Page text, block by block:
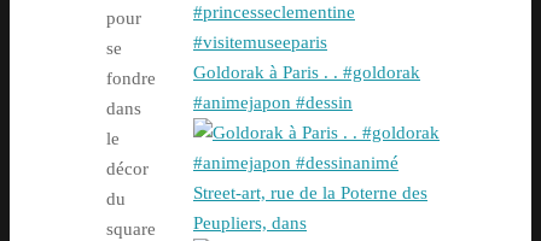
pour
se
fondre
dans
le
décor
du
square
Goldorak à Paris . . #goldorak
#animejapon #dessin
Street-art, rue de la Poterne des
Peupliers, dans